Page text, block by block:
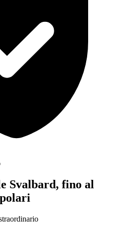
Svalbard, fino al